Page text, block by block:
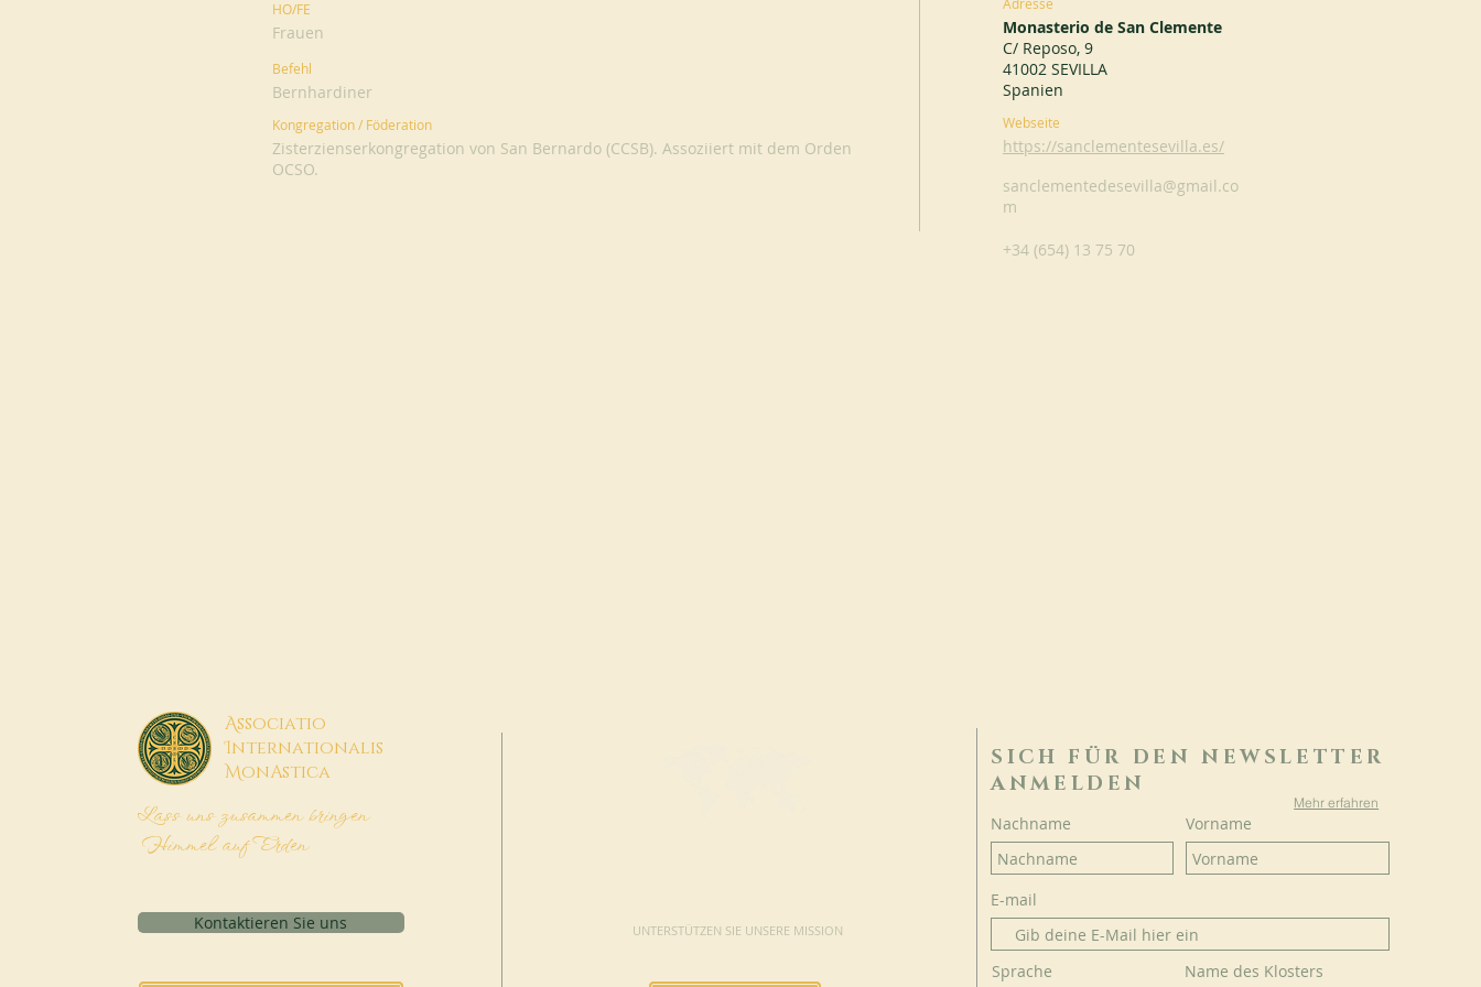
HO/FE
Frauen
Befehl
Bernhardiner
Kongregation / Föderation
Zisterzienserkongregation von San Bernardo (CCSB). Assoziiert mit dem Orden
OCSO.
Monasterio de San Clemente
C/ Reposo, 9
41002 SEVILLA
Spanien
Webseite
https://sanclementesevilla.es/
sanclementedesevilla@gmail.co
m
+34 (654) 13 75 70
Associatio
Internationalis
MonAstica
Lass uns zusammen bringen
Himmel auf Erden
Kontaktieren Sie uns UNTERSTÜTZEN SIE UNSERE MISSION
SICH FÜR DEN NEWSLETTER
ANMELDEN
Mehr erfahren
Nachname Vorname
E-mail
Sprache Name des Klosters